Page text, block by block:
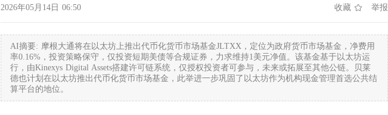
2026年05月14日 06:50 收藏 举报
AI摘要: 摩根大通将在以太坊上推出代币化货币市场基金JLTXX，定位为政府货币市场基金，净费用
率0.16%，投资策略保守，仅投资短期美债等合规证券，力求维持1美元净值。该基金基于以太坊运
行，由Kinexys Digital Assets搭建许可链系统，仅授权投资者可参与，未来或拓展至其他公链。贝莱
德也计划在以太坊推出代币化货币市场基金，此举进一步巩固了以太坊作为机构现金管理首选公共结
算平台的地位。